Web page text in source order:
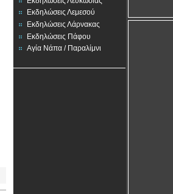
Εκδηλώσεις Λεμεσού
Εκδηλώσεις Λάρνακας
Εκδηλώσεις Πάφου
Αγία Νάπα / Παραλίμνι